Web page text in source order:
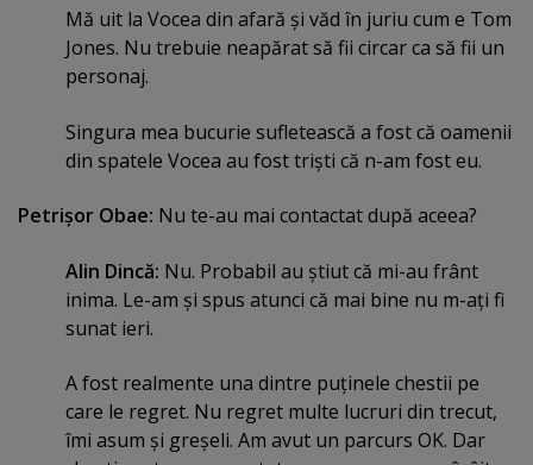
Mă uit la Vocea din afară şi văd în juriu cum e Tom
Jones. Nu trebuie neapărat să fii circar ca să fii un
personaj.
Singura mea bucurie sufletească a fost că oamenii
din spatele Vocea au fost trişti că n-am fost eu.
Petrişor Obae: Nu te-au mai contactat după aceea?
Alin Dincă: Nu. Probabil au ştiut că mi-au frânt
inima. Le-am şi spus atunci că mai bine nu m-aţi fi
sunat ieri.
A fost realmente una dintre puţinele chestii pe
care le regret. Nu regret multe lucruri din trecut,
îmi asum şi greşeli. Am avut un parcurs OK. Dar